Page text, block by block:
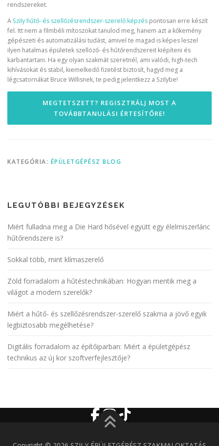
rendszereket.
A Szily hűtő- és szellőzésrendszer-szerelő képzés pontosan erre készít
fel. Itt nem a filmbéli mítoszokat tanulod meg, hanem azt a kőkemény
gépészeti és automatizálási tudást, amivel te magad is képes leszel
ilyen hatalmas épületek szellöző- és hűtőrendszereit kiépíteni és
karbantartani. Ha egy olyan szakmát szeretnél, ami valódi, high-tech
kihívásokat és stabil, kiemelkedő fizetést biztosít, hagyd meg a
légcsatornákat Bruce Willisnek, te pedig jelentkezz a Szilybe!
MEGTETSZETT? REGISZTRÁLJ MOST A
TOVÁBBTANULÁSI ÉRTESÍTŐRE!
KATEGÓRIA: ÉPÜLETGÉPÉSZ BLOG
LEGUTÓBBI BEJEGYZÉSEK
Miért fulladna meg a Die Hard hősével együtt egy élelmiszerlánc
hűtőrendszere is?
Sokkal több, mint klímaszerelő
Zöld forradalom a hűtéstechnikában: Hogyan mentik meg a
világot a modern szerelők?
Miért a hűtő- és szellőzésrendszer-szerelő szakma a jövő egyik
legbiztosabb megélhetése?
Digitális forradalom az építőiparban: Miért a épületgépész
technikus az új kor szoftverfejlesztője?